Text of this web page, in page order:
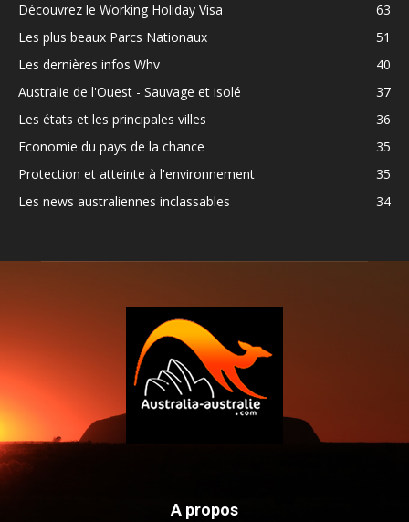
Découvrez le Working Holiday Visa
63
Les plus beaux Parcs Nationaux
51
Les dernières infos Whv
40
Australie de l'Ouest - Sauvage et isolé
37
Les états et les principales villes
36
Economie du pays de la chance
35
Protection et atteinte à l'environnement
35
Les news australiennes inclassables
34
A propos